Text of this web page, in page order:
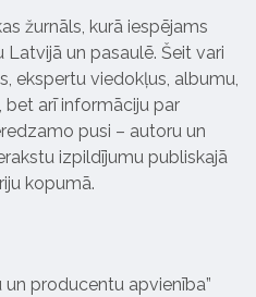
žurnāls, kurā iespējams
un pasaulē. Šeit vari
ekspertu viedokļus, albumu,
bet arī informāciju par
pusi – autoru un
izpildījumu publiskajā
kopumā.
un producentu apvienība”